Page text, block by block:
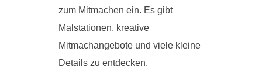
zum Mitmachen ein. Es gibt
Malstationen, kreative
Mitmachangebote und viele kleine
Details zu entdecken.